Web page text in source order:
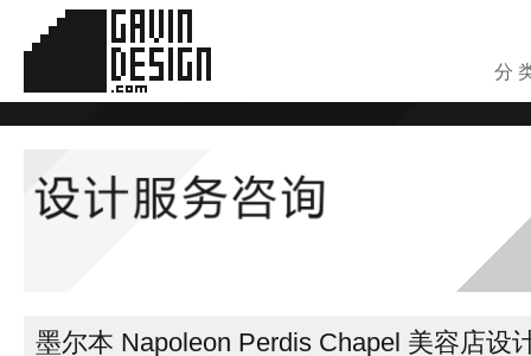
分
墨尔本 Napoleon Perdis Chapel 美容店设